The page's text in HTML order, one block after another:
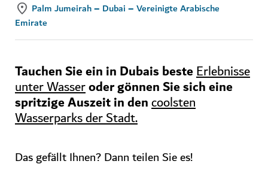
Palm Jumeirah – Dubai – Vereinigte Arabische
Emirate
Tauchen Sie ein in Dubais besteErlebnisse
unter Wasseroder gönnen Sie sich eine
spritzige Auszeit in dencoolsten
Wasserparks der Stadt.
Das gefällt Ihnen? Dann teilen Sie es!